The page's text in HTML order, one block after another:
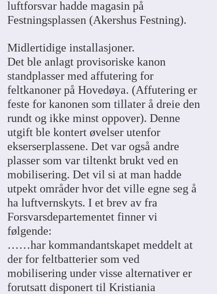
luftforsvar hadde magasin på
Festningsplassen (Akershus Festning).
Midlertidige installasjoner.
Det ble anlagt provisoriske kanon
standplasser med affutering for
feltkanoner på Hovedøya. (Affutering er
feste for kanonen som tillater å dreie den
rundt og ikke minst oppover). Denne
utgift ble kontert øvelser utenfor
ekserserplassene. Det var også andre
plasser som var tiltenkt brukt ved en
mobilisering. Det vil si at man hadde
utpekt områder hvor det ville egne seg å
ha luftvernskyts. I et brev av fra
Forsvarsdepartementet finner vi
følgende:
……har kommandantskapet meddelt at
der for feltbatterier som ved
mobilisering under visse alternativer er
forutsatt disponert til Kristiania